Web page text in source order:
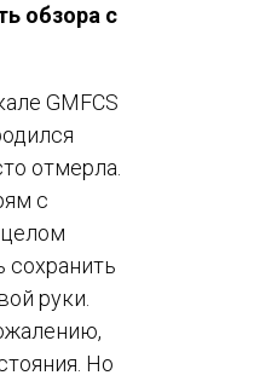
обзора с
GMFCS
отмерла.
с
сохранить
руки.
Но